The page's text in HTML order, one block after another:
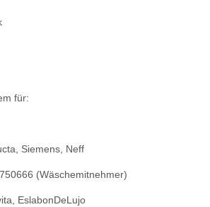
für:
Siemens, Neff
(Wäschemitnehmer)
EslabonDeLujo